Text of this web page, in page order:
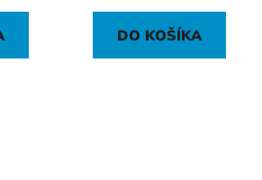
DO KOŠÍKA